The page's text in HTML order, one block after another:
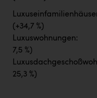
(+34,7 %)
7,5 %)
25,3 %)